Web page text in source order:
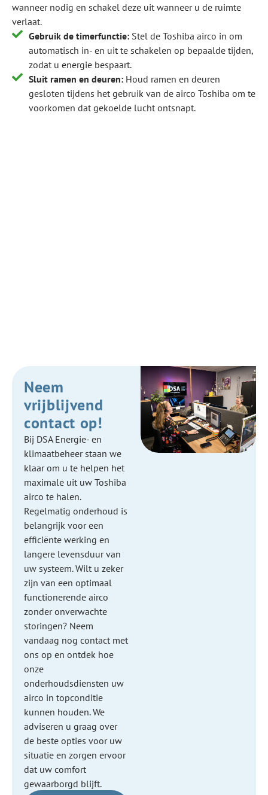
wanneer nodig en schakel deze uit wanneer u de ruimte
verlaat.
Gebruik de timerfunctie:Stel de Toshiba airco in om
automatisch in- en uit te schakelen op bepaalde tijden,
zodat u energie bespaart.
Sluit ramen en deuren:Houd ramen en deuren
gesloten tijdens het gebruik van de airco Toshiba om te
voorkomen dat gekoelde lucht ontsnapt.
Neem
vrijblijvend
contact op!
Bij DSA Energie- en
klimaatbeheer staan we
klaar om u te helpen het
maximale uit uw Toshiba
airco te halen.
Regelmatig onderhoud is
belangrijk voor een
efficiënte werking en
langere levensduur van
uw systeem. Wilt u zeker
zijn van een optimaal
functionerende airco
zonder onverwachte
storingen? Neem
vandaag nog contact met
ons op en ontdek hoe
onze
onderhoudsdiensten uw
airco in topconditie
kunnen houden. We
adviseren u graag over
de beste opties voor uw
situatie en zorgen ervoor
dat uw comfort
gewaarborgd blijft.